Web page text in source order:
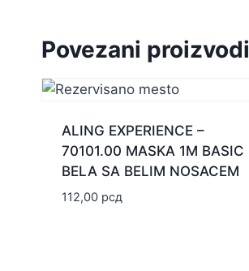
Povezani proizvodi
ALING EXPERIENCE –
70101.00 MASKA 1M BASIC
BELA SA BELIM NOSACEM
112,00 рсд